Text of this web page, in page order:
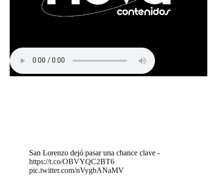
San Lorenzo dejó pasar una chance clave -
https://t.co/OBVYQC2BT6
pic.twitter.com/nVygbANaMV